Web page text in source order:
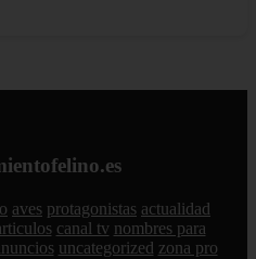
aves protagonistas actualidad
canal tv nombres para
uncategorized zona pro